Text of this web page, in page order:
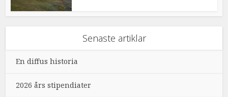
Senaste artiklar
En diffus historia
2026 års stipendiater